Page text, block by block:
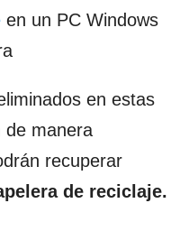
en un PC Windows
en estas
de manera
recuperar
de reciclaje.